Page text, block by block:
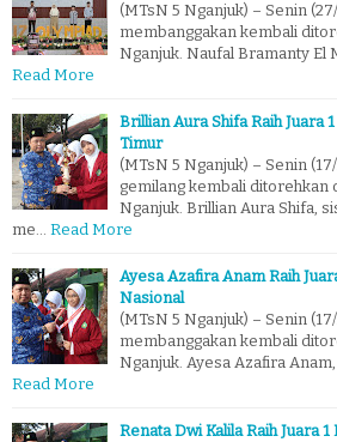
(MTsN 5 Nganjuk) – Senin
membanggakan kembali
Nganjuk. Naufal Bramanty El
Read More
Brillian Aura Shifa Raih Juara
Timur
(MTsN 5 Nganjuk) – Senin
gemilang kembali ditorehkan
Nganjuk. Brillian Aura Shifa,
me… Read More
Ayesa Azafira Anam Raih
Nasional
(MTsN 5 Nganjuk) – Senin
membanggakan kembali
Nganjuk. Ayesa Azafira
Read More
Renata Dwi Kalila Raih Juara